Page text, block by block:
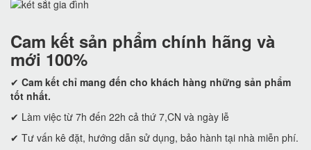
Cam kết sản phẩm chính hãng và
mới 100%
✔ Cam kết chỉ mang đến cho khách hàng những sản phẩm
tốt nhất.
✔ Làm việc từ 7h đến 22h cả thứ 7,CN và ngày lễ
✔ Tư vấn kê đặt, hướng dẫn sử dụng, bảo hành tại nhà miễn phí.